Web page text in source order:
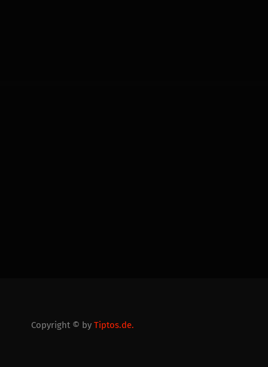
Copyright © by Tiptos.de.